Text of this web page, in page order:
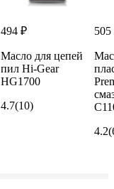
494 ₽
Масло для цепей
пил Hi-Gear
HG1700
4.7(10)
505
4.2